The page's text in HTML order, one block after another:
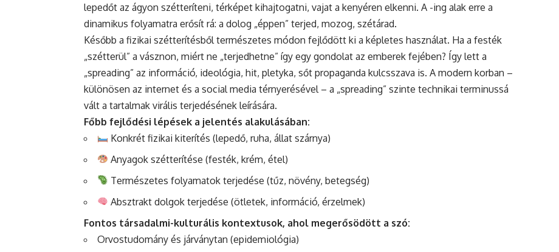
lepedőt az ágyon szétteríteni, térképet kihajtogatni, vajat a kenyéren elkenni. A -ing alak erre a
dinamikus folyamatra erősít rá: a dolog „éppen” terjed, mozog, szétárad.
Később a fizikai szétterítésből természetes módon fejlődött ki a képletes használat. Ha a festék
„szétterül” a vásznon, miért ne „terjedhetne” így egy gondolat az emberek fejében? Így lett a
„spreading” az információ, ideológia, hit, pletyka, sőt propaganda kulcsszava is. A modern korban –
különösen az internet és a social media térnyerésével – a „spreading” szinte technikai terminussá
vált a tartalmak virális terjedésének leírására.
Főbb fejlődési lépések a jelentés alakulásában:
Konkrét fizikai kiterítés (lepedő, ruha, állat szárnya)
Anyagok szétterítése (festék, krém, étel)
Természetes folyamatok terjedése (tűz, növény, betegség)
Absztrakt dolgok terjedése (ötletek, információ, érzelmek)
Fontos társadalmi-kulturális kontextusok, ahol megerősödött a szó:
Orvostudomány és járványtan (epidemiológia)